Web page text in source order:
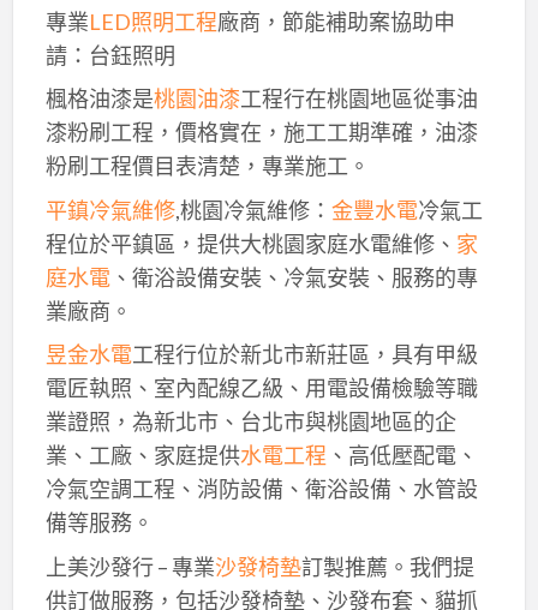
專業LED照明工程廠商，節能補助案協助申
請：台鈺照明
楓格油漆是桃園油漆工程行在桃園地區從事油
漆粉刷工程，價格實在，施工工期準確，油漆
粉刷工程價目表清楚，專業施工。
平鎮冷氣維修,桃園冷氣維修： 金豐水電冷氣工
程位於平鎮區，提供大桃園家庭水電維修、 家
庭水電、衛浴設備安裝、冷氣安裝、服務的專
業廠商。
昱金水電工程行位於新北市新莊區，具有甲級
電匠執照、室內配線乙級、用電設備檢驗等職
業證照，為新北市、台北市與桃園地區的企
業、工廠、家庭提供水電工程 、高低壓配電、
冷氣空調工程、消防設備、衛浴設備、水管設
備等服務。
上美沙發行 – 專業沙發椅墊訂製推薦。我們提
供訂做服務，包括沙發椅墊、沙發布套、貓抓